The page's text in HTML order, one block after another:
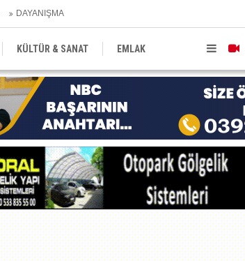
DAYANIŞMA
KÜLTÜR & SANAT EMLAK
SEKTÖR